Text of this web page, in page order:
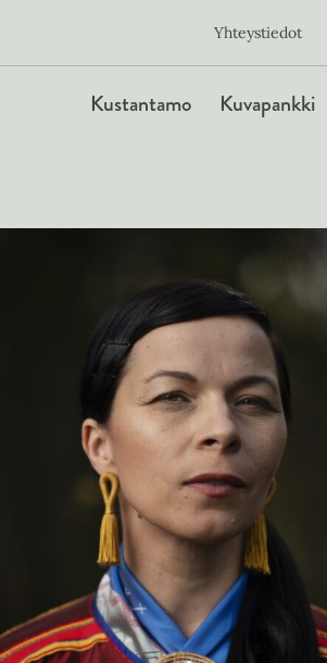
Yhteystiedot
Päävalikko
Kustantamo Kuvapankki